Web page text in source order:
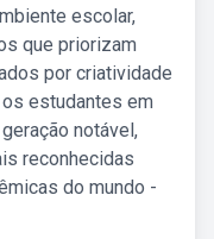
escolar,
que priorizam
por criatividade
estudantes em
notável,
reconhecidas
do mundo -